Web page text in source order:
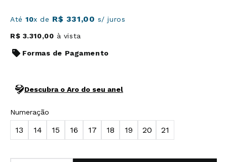
Até10x de R$ 331,00 s/ juros
R$ 3.310,00 à vista
Formas de Pagamento
Descubra o Aro do seu anel
Numeração
13 14 15 16 17 18 19 20 21